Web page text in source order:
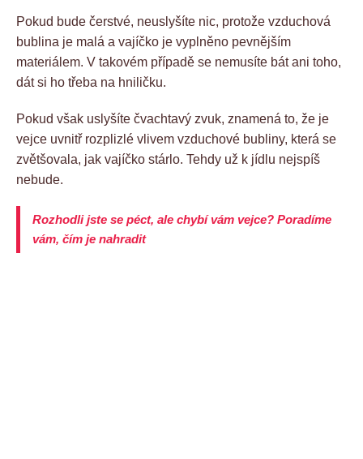
Pokud bude čerstvé, neuslyšíte nic, protože vzduchová
bublina je malá a vajíčko je vyplněno pevnějším
materiálem. V takovém případě se nemusíte bát ani toho,
dát si ho třeba na hniličku.
Pokud však uslyšíte čvachtavý zvuk, znamená to, že je
vejce uvnitř rozplizlé vlivem vzduchové bubliny, která se
zvětšovala, jak vajíčko stárlo. Tehdy už k jídlu nejspíš
nebude.
Rozhodli jste se péct, ale chybí vám vejce? Poradíme
vám, čím je nahradit